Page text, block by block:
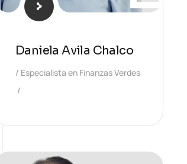
Daniela Avila Chalco
Especialista en Finanzas Verdes